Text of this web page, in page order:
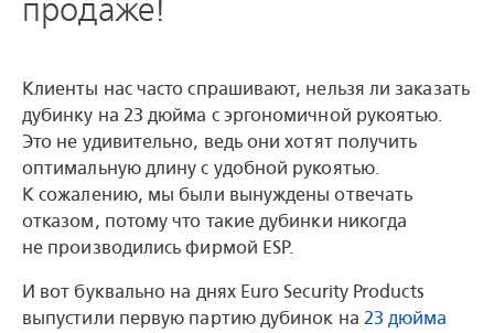
продаже!
Клиенты нас часто спрашивают, нельзя ли заказать
дубинку на 23 дюйма с эргономичной рукоятью.
Это не удивительно, ведь они хотят получить
оптимальную длину с удобной рукоятью.
К сожалению, мы были вынуждены отвечать
отказом, потому что такие дубинки никогда
не производились фирмой ESP.
И вот буквально на днях Euro Security Products
выпустили первую партию дубинок на 23 дюйма